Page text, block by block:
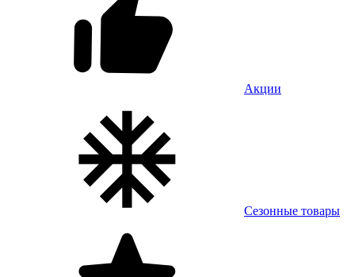
Акции
Сезонные товары